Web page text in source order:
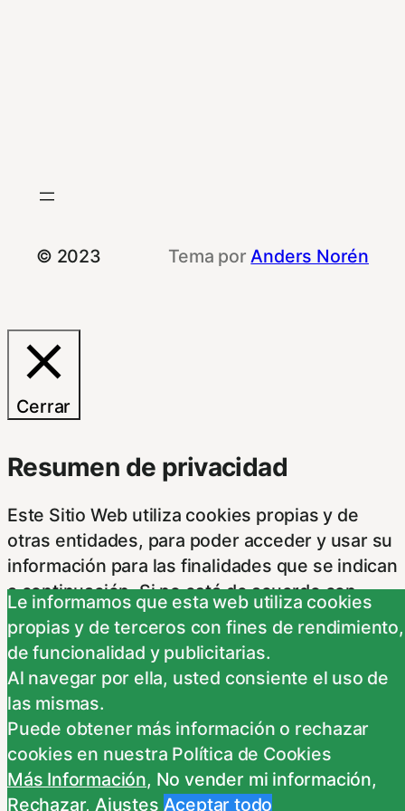
© 2023 Tema por Anders Norén
Le informamos que esta web utiliza cookies
propias y de terceros con fines de rendimiento,
de funcionalidad y publicitarias.
Al navegar por ella, usted consiente el uso de
las mismas.
Puede obtener más información o rechazar
cookies en nuestra Política de Cookies
Más Información, No vender mi información,
Rechazar,Ajustes Aceptar todo
Cerrar
Resumen de privacidad
Este Sitio Web utiliza cookies propias y de
otras entidades, para poder acceder y usar su
información para las finalidades que se indican
a continuación. Si no está de acuerdo con
alguna de estas finalidades, podrá
personalizar sus opciones a través
...
Necessary
Necessary
Siempre activado
Estas Cookies se utilizan para mejorar su
experiencia de navegación y optimizar el
funcionamiento de nuestro sitio Web.